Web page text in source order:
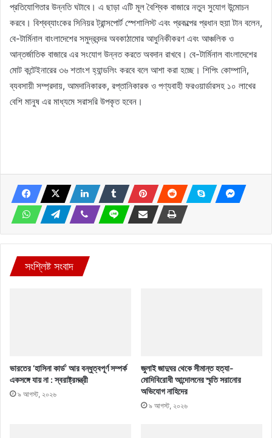
প্রতিযোগিতার উন্নতি ঘটাবে। এ ছাড়া এটি মূল বৈশ্বিক বাজারে নতুন সুযোগ উন্মোচন
করবে। বিশ্বব্যাংকের সিনিয়র ট্রান্সপোর্ট স্পেশালিস্ট এবং প্রকল্পের প্রধান হুয়া টান বলেন,
বে-টার্মিনাল বাংলাদেশের সমুদ্রবন্দর অবকাঠামোর আধুনিকীকরণ এবং আঞ্চলিক ও
আন্তর্জাতিক বাজারে এর সংযোগ উন্নত করতে অবদান রাখবে। বে-টার্মিনাল বাংলাদেশের
মোট কন্টেইনারের ৩৬ শতাংশ হ্যান্ডলিং করবে বলে আশা করা হচ্ছে। শিপিং কোম্পানি,
ব্যবসায়ী সম্প্রদায়, আমদানিকারক, রপ্তানিকারক ও পণ্যবাহী ফরওয়ার্ডারসহ ১০ লাখের
বেশি মানুষ এর মাধ্যমে সরাসরি উপকৃত হবেন।
সংশ্লিষ্ট সংবাদ
ভারতের ‘হাসিনা কার্ড’ আর বন্ধুত্বপূর্ণ সম্পর্ক
একসঙ্গে যায় না : স্বরাষ্ট্রমন্ত্রী
৯ আগস্ট, ২০২৬
জুলাই জাদুঘর থেকে সীমান্ত হত্যা-
মোদিবিরোধী আন্দোলনের স্মৃতি সরানোর
অভিযোগ নাহিদের
৯ আগস্ট, ২০২৬